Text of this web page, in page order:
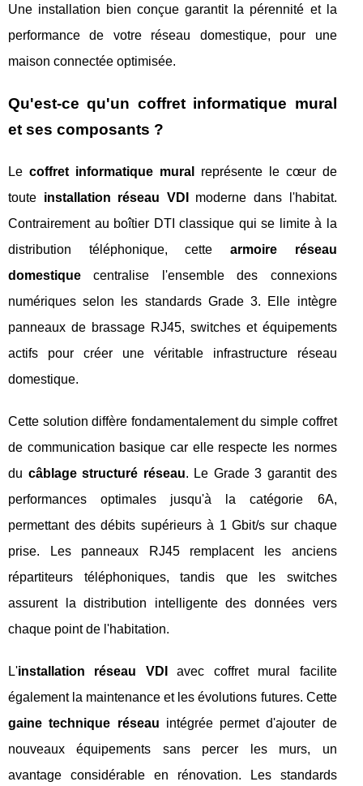
Une installation bien conçue garantit la pérennité et la
performance de votre réseau domestique, pour une
maison connectée optimisée.
Qu'est-ce qu'un coffret informatique mural
et ses composants ?
Le coffret informatique mural
représente le cœur de
toute installation réseau VDI
moderne dans l'habitat.
Contrairement au boîtier DTI classique qui se limite à la
distribution téléphonique, cette armoire réseau
domestique centralise l'ensemble des connexions
numériques selon les standards Grade 3. Elle intègre
panneaux de brassage RJ45, switches et équipements
actifs pour créer une véritable infrastructure réseau
domestique.
Cette solution diffère fondamentalement du simple coffret
de communication basique car elle respecte les normes
du câblage structuré réseau. Le Grade 3 garantit des
performances optimales jusqu'à la catégorie 6A,
permettant des débits supérieurs à 1 Gbit/s sur chaque
prise. Les panneaux RJ45 remplacent les anciens
répartiteurs téléphoniques, tandis que les switches
assurent la distribution intelligente des données vers
chaque point de l'habitation.
L'installation réseau VDI
avec coffret mural facilite
également la maintenance et les évolutions futures. Cette
gaine technique réseau intégrée permet d'ajouter de
nouveaux équipements sans percer les murs, un
avantage considérable en rénovation. Les standards